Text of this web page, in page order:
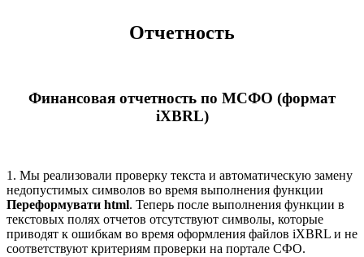
Отчетность
Финансовая отчетность по МСФО (формат
iXBRL)
1. Мы реализовали проверку текста и автоматическую замену
недопустимых символов во время выполнения функции
Переформувати html. Теперь после выполнения функции в
текстовых полях отчетов отсутствуют символы, которые
приводят к ошибкам во время оформления файлов iXBRL и не
соответствуют критериям проверки на портале СФО.